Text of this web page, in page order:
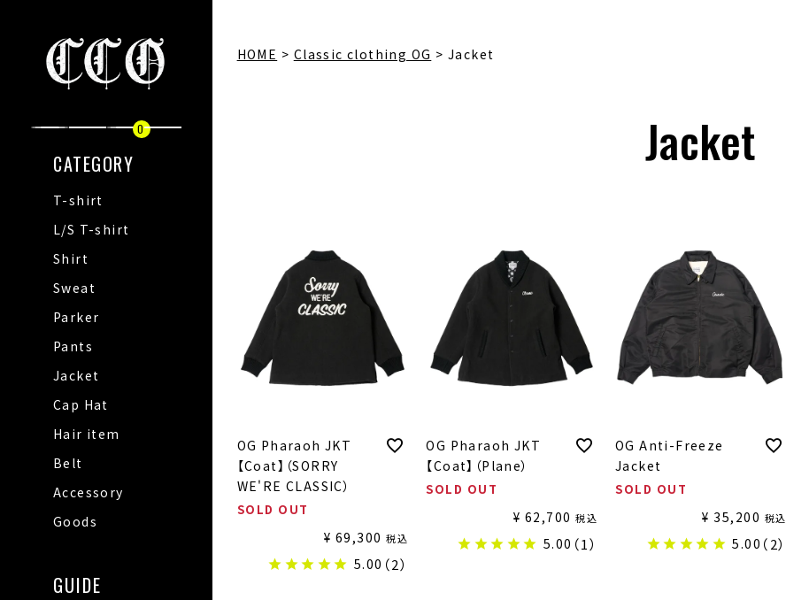
0
CATEGORY
T-shirt
L/S T-shirt
Shirt
Sweat
Parker
Pants
Jacket
Cap Hat
Hair item
Belt
Accessory
Goods
GUIDE
HOME Classic clothing OG Jacket
Jacket
OG Pharaoh JKT
【Coat】（SORRY
WE'RE CLASSIC）
SOLD OUT
¥ 69,300 税込
5.00 （2）
OG Pharaoh JKT
【Coat】（Plane）
SOLD OUT
¥ 62,700 税込
5.00 （1）
OG Anti-Freeze
Jacket
SOLD OUT
¥ 35,200 税込
5.00 （2）